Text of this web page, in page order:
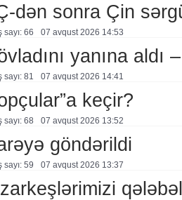
dən sonra Çin
sayı: 66 07 avqust 2026 14:53
yanına aldı
sayı: 81 07 avqust 2026 14:41
keçir?
sayı: 68 07 avqust 2026 13:52
göndərildi
sayı: 59 07 avqust 2026 13:37